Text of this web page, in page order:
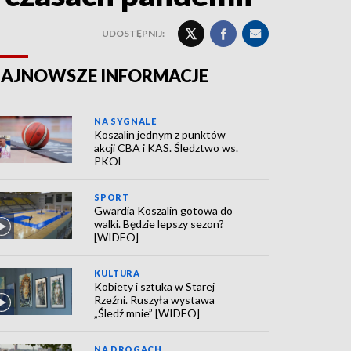
UDOSTĘPNIJ:
INFORMACJE
NA SYGNALE
Koszalin jednym z punktów
akcji CBA i KAS. Śledztwo ws.
PKOl
SPORT
Gwardia Koszalin gotowa do
walki. Będzie lepszy sezon?
[WIDEO]
KULTURA
Kobiety i sztuka w Starej
Rzeźni. Ruszyła wystawa
„Śledź mnie” [WIDEO]